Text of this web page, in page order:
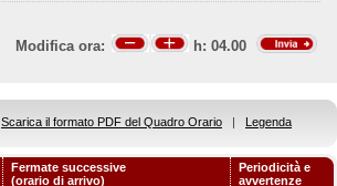
Modifica ora: h: 04.00
Scarica il formato PDF del Quadro Orario | Legenda
Fermate successive
(orario di arrivo)
Periodicità e
avvertenze